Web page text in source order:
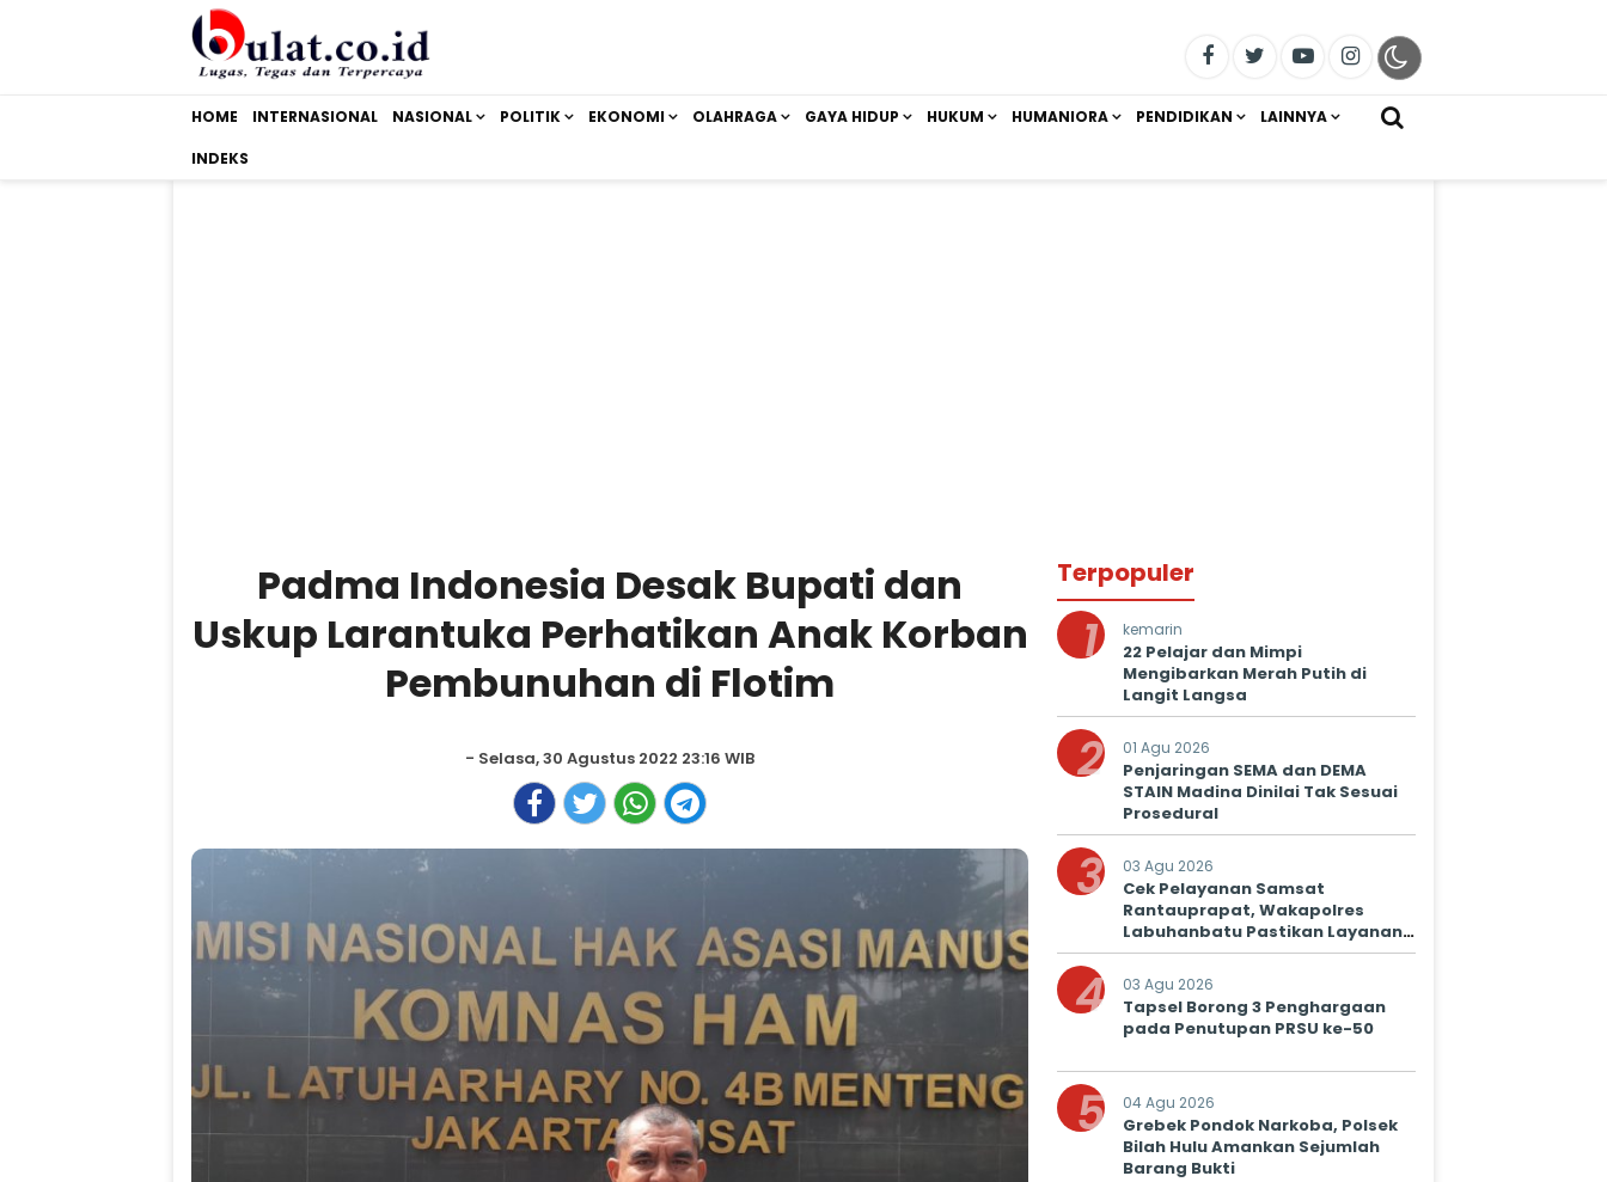
HOME INTERNASIONAL NASIONAL POLITIK EKONOMI OLAHRAGA GAYA HIDUP HUKUM HUMANIORA PENDIDIKAN LAINNYA
INDEKS
Padma Indonesia Desak Bupati dan
Uskup Larantuka Perhatikan Anak Korban
Pembunuhan di Flotim
- Selasa, 30 Agustus 2022 23:16 WIB
Terpopuler
1 kemarin
22 Pelajar dan Mimpi
Mengibarkan Merah Putih di
Langit Langsa
2 01 Agu 2026
Penjaringan SEMA dan DEMA
STAIN Madina Dinilai Tak Sesuai
Prosedural
3 03 Agu 2026
Cek Pelayanan Samsat
Rantauprapat, Wakapolres
Labuhanbatu Pastikan Layanan
Prima untuk Masyarakat
4 03 Agu 2026
Tapsel Borong 3 Penghargaan
pada Penutupan PRSU ke-50
5 04 Agu 2026
Grebek Pondok Narkoba, Polsek
Bilah Hulu Amankan Sejumlah
Barang Bukti